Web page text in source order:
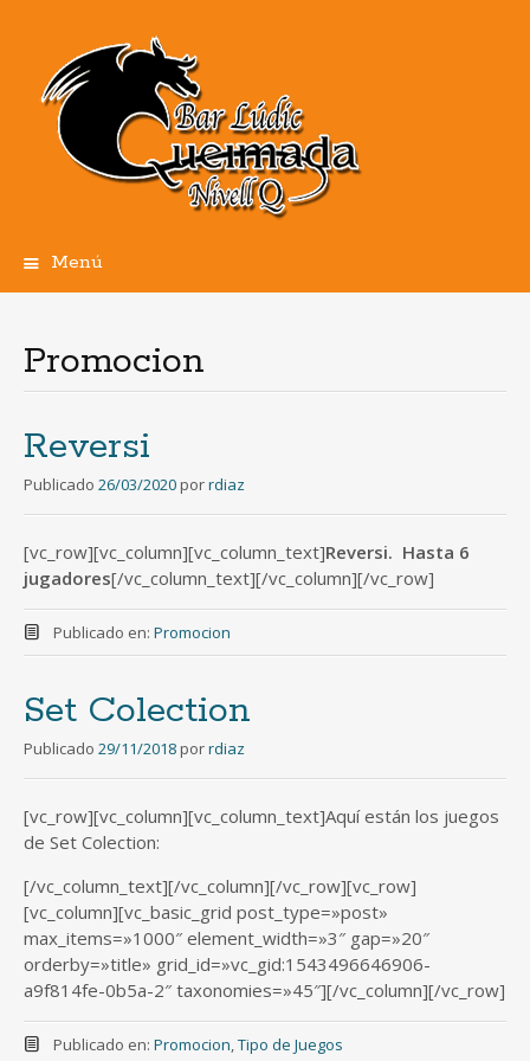
Menú
Promocion
Reversi
Publicado 26/03/2020 porrdiaz
[vc_row][vc_column][vc_column_text]Reversi. Hasta 6
jugadores[/vc_column_text][/vc_column][/vc_row]
Publicado en: Promocion
Set Colection
Publicado 29/11/2018 porrdiaz
[vc_row][vc_column][vc_column_text]Aquí están los juegos
de Set Colection:
[/vc_column_text][/vc_column][/vc_row][vc_row]
[vc_column][vc_basic_grid post_type=»post»
max_items=»1000″ element_width=»3″ gap=»20″
orderby=»title» grid_id=»vc_gid:1543496646906-
a9f814fe-0b5a-2″ taxonomies=»45″][/vc_column][/vc_row]
Publicado en: Promocion,Tipo de Juegos